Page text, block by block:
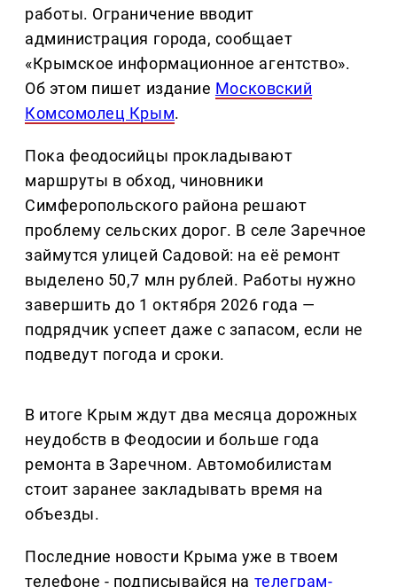
работы. Ограничение вводит
администрация города, сообщает
«Крымское информационное агентство».
Об этом пишет издание Московский
Комсомолец Крым.
Пока феодосийцы прокладывают
маршруты в обход, чиновники
Симферопольского района решают
проблему сельских дорог. В селе Заречное
займутся улицей Садовой: на её ремонт
выделено 50,7 млн рублей. Работы нужно
завершить до 1 октября 2026 года —
подрядчик успеет даже с запасом, если не
подведут погода и сроки.
В итоге Крым ждут два месяца дорожных
неудобств в Феодосии и больше года
ремонта в Заречном. Автомобилистам
стоит заранее закладывать время на
объезды.
Последние новости Крыма уже в твоем
телефоне - подписывайся на телеграм-